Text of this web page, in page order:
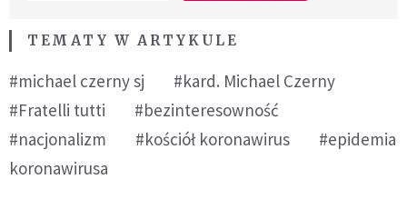
TEMATY W ARTYKULE
#michael czerny sj
#kard. Michael Czerny
#Fratelli tutti
#bezinteresowność
#nacjonalizm
#kościół koronawirus
#epidemia
koronawirusa